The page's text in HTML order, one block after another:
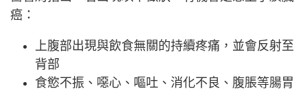
癌：
上腹部出現與飲食無關的持續疼痛，並會反射至
背部
食慾不振、噁心、嘔吐、消化不良、腹脹等腸胃